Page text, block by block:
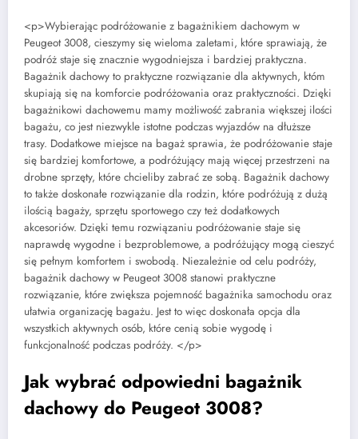
<p>Wybierając podróżowanie z bagażnikiem dachowym w
Peugeot 3008, cieszymy się wieloma zaletami, które sprawiają, że
podróż staje się znacznie wygodniejsza i bardziej praktyczna.
Bagażnik dachowy to praktyczne rozwiązanie dla aktywnych, któm
skupiają się na komforcie podróżowania oraz praktyczności. Dzięki
bagażnikowi dachowemu mamy możliwość zabrania większej ilości
bagażu, co jest niezwykle istotne podczas wyjazdów na dłuższe
trasy. Dodatkowe miejsce na bagaż sprawia, że podróżowanie staje
się bardziej komfortowe, a podróżujący mają więcej przestrzeni na
drobne sprzęty, które chcieliby zabrać ze sobą. Bagażnik dachowy
to także doskonałe rozwiązanie dla rodzin, które podróżują z dużą
ilością bagaży, sprzętu sportowego czy też dodatkowych
akcesoriów. Dzięki temu rozwiązaniu podróżowanie staje się
naprawdę wygodne i bezproblemowe, a podróżujący mogą cieszyć
się pełnym komfortem i swobodą. Niezależnie od celu podróży,
bagażnik dachowy w Peugeot 3008 stanowi praktyczne
rozwiązanie, które zwiększa pojemność bagażnika samochodu oraz
ułatwia organizację bagażu. Jest to więc doskonała opcja dla
wszystkich aktywnych osób, które cenią sobie wygodę i
funkcjonalność podczas podróży. </p>
Jak wybrać odpowiedni bagażnik
dachowy do Peugeot 3008?